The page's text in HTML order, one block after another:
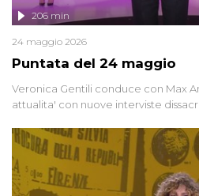
Puntata del 24 maggio
206 min
24 maggio 2026
Veronica Gentili conduce con Max
attualita' con nuove interviste